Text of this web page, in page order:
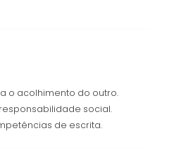
o acolhimento do outro.
social.
de escrita.